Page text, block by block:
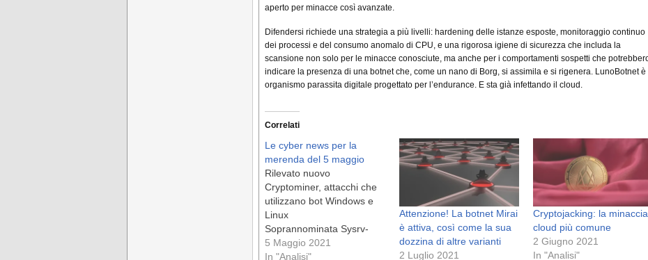
aperto per minacce così avanzate.
Difendersi richiede una strategia a più livelli: hardening delle istanze esposte, monitoraggio continuo
dei processi e del consumo anomalo di CPU, e una rigorosa igiene di sicurezza che includa la
scansione non solo per le minacce conosciute, ma anche per i comportamenti sospetti che
indicare la presenza di una botnet che, come un nano di Borg, si assimila e si rigenera. LunoBotnet è
organismo parassita digitale progettato per l’endurance. E sta già infettando il cloud.
Correlati
Le cyber news per la
merenda del 5 maggio
Rilevato nuovo
Cryptominer, attacchi che
utilizzano bot Windows e
Linux
Soprannominata Sysrv-
hello , la botnet è attiva da
dicembre dello scorso
5 Maggio 2021
In "Analisi"
Attenzione! La botnet Mirai
è attiva, così come la sua
dozzina di altre varianti
2 Luglio 2021
Cryptojacking: la minaccia
cloud più comune
2 Giugno 2021
In "Analisi"